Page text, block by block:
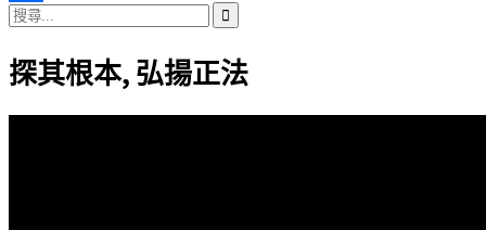
分
享
搜
關
鍵
字:
探其根本, 弘揚正法